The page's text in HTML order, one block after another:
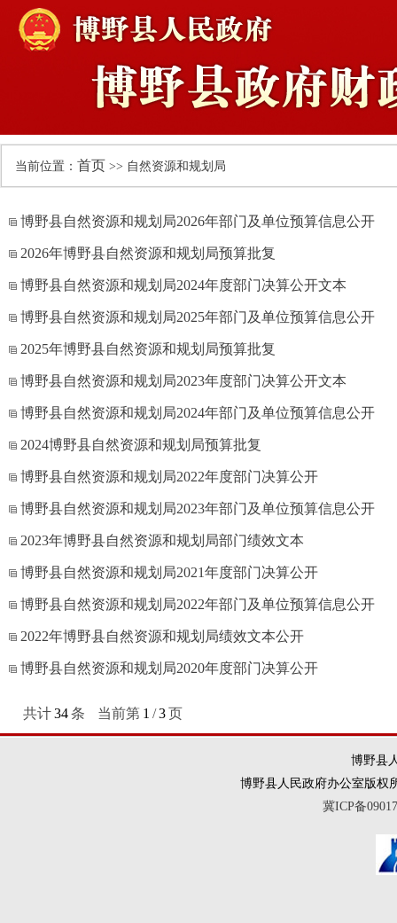
当前位置： 首页 >> 自然资源和规划局
博野县自然资源和规划局2026年部门及单位预算信息公开
2026年博野县自然资源和规划局预算批复
博野县自然资源和规划局2024年度部门决算公开文本
博野县自然资源和规划局2025年部门及单位预算信息公开
2025年博野县自然资源和规划局预算批复
博野县自然资源和规划局2023年度部门决算公开文本
博野县自然资源和规划局2024年部门及单位预算信息公开
2024博野县自然资源和规划局预算批复
博野县自然资源和规划局2022年度部门决算公开
博野县自然资源和规划局2023年部门及单位预算信息公开
2023年博野县自然资源和规划局部门绩效文本
博野县自然资源和规划局2021年度部门决算公开
博野县自然资源和规划局2022年部门及单位预算信息公开
2022年博野县自然资源和规划局绩效文本公开
博野县自然资源和规划局2020年度部门决算公开
共计34条 当前第 1 /3页
博野县
博野县人民政府办公室版权
冀ICP备